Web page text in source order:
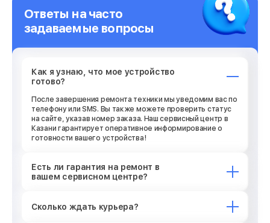
Ответы на часто
задаваемые вопросы
Как я узнаю, что мое устройство
готово?
После завершения ремонта техники мы уведомим вас по
телефону или SMS. Вы также можете проверить статус
на сайте, указав номер заказа. Наш сервисный центр в
Казани гарантирует оперативное информирование о
готовности вашего устройства!
Есть ли гарантия на ремонт в
вашем сервисном центре?
Сколько ждать курьера?